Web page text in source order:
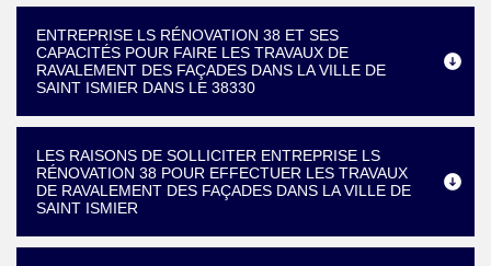
ENTREPRISE LS RÉNOVATION 38 ET SES
CAPACITÉS POUR FAIRE LES TRAVAUX DE
RAVALEMENT DES FAÇADES DANS LA VILLE DE
SAINT ISMIER DANS LE 38330
LES RAISONS DE SOLLICITER ENTREPRISE LS
RÉNOVATION 38 POUR EFFECTUER LES TRAVAUX
DE RAVALEMENT DES FAÇADES DANS LA VILLE DE
SAINT ISMIER